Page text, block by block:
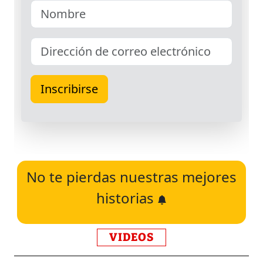
No te pierdas nuestras mejores
historias
VIDEOS